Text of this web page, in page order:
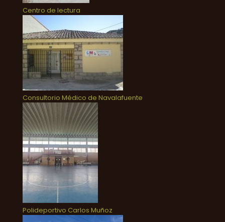
Centro de lectura
Consultorio Médico de Navalafuente
Polideportivo Carlos Muñoz